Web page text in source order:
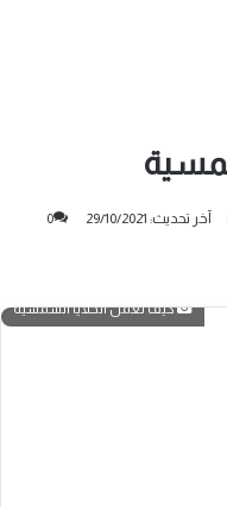
آخر تحديث: 29/10/2021 0
كيف تعمل الخلايا الشمسية